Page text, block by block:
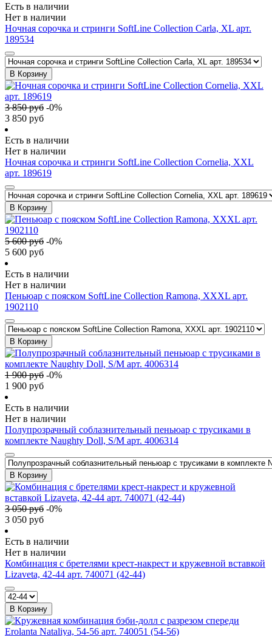
Есть в наличии
Нет в наличии
Ночная сорочка и стринги SoftLine Collection Carla, XL арт.
189534
В Корзину
3 850руб -0%
3 850 руб
Есть в наличии
Нет в наличии
Ночная сорочка и стринги SoftLine Collection Cornelia, XXL
арт. 189619
В Корзину
5 600руб -0%
5 600 руб
Есть в наличии
Нет в наличии
Пеньюар с пояском SoftLine Collection Ramona, XXXL арт.
1902110
В Корзину
1 900руб -0%
1 900 руб
Есть в наличии
Нет в наличии
Полупрозрачный соблазнительный пеньюар с трусиками в
комплекте Naughty Doll, S/M арт. 4006314
В Корзину
3 050руб -0%
3 050 руб
Есть в наличии
Нет в наличии
Комбинация с бретелями крест-накрест и кружевной вставкой
Lizaveta, 42-44 арт. 740071 (42-44)
В Корзину